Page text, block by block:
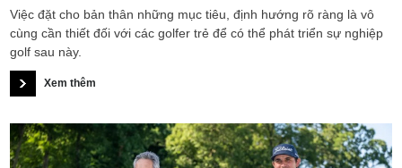
Việc đặt cho bản thân những mục tiêu, định hướng rõ ràng là vô
cùng cần thiết đối với các golfer trẻ để có thể phát triển sự nghiệp
golf sau này.
Xem thêm